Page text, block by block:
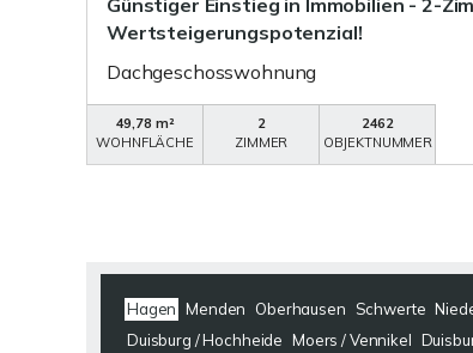
Günstiger Einstieg in Immobilien - 2-
Wertsteigerungspotenzial!
Dachgeschosswohnung
49,78 m²
WOHNFLÄCHE
2
ZIMMER
2462
OBJEKTNUMMER
Hagen Menden Oberhausen Schwerte
Duisburg / Hochheide Moers / Vennikel